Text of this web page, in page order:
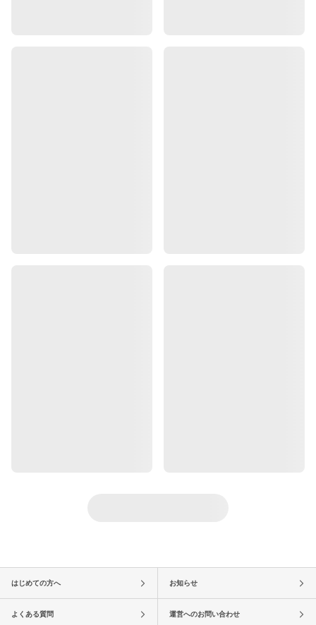
はじめての方へ お知らせ
よくある質問 運営へのお問い合わせ